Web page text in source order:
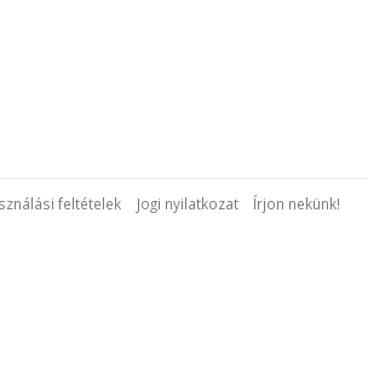
feltételek Jogi nyilatkozat Írjon nekünk!